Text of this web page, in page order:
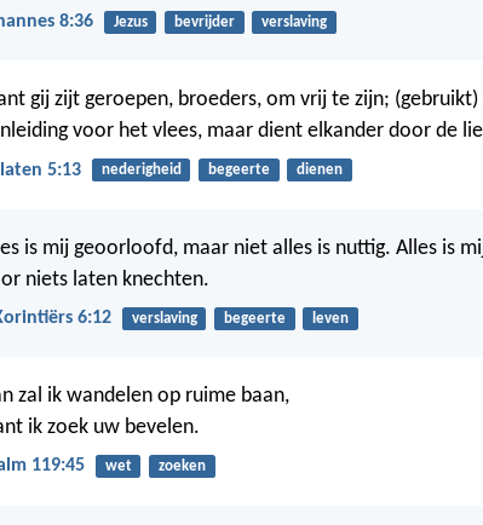
8:36 Jezus bevrijder verslaving
gij zijt geroepen, broeders, om vrij te zijn;
voor het vlees, maar dient elkander door de
5:13 nederigheid begeerte dienen
is mij geoorloofd, maar niet alles is nuttig. Alles is
niets laten knechten.
6:12 verslaving begeerte leven
zal ik wandelen op ruime baan,
ik zoek uw bevelen.
119:45 wet zoeken